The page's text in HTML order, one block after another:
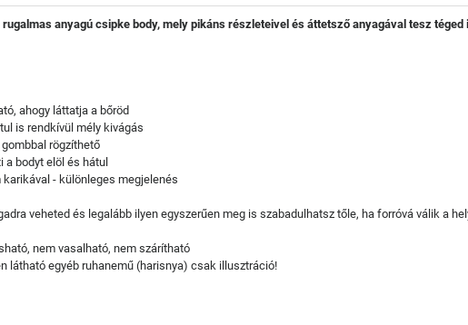
anyagú csipke body, mely pikáns részleteivel és áttetsző anyagával tesz téged
ahogy láttatja a bőröd
is rendkívül mély kivágás
rögzíthető
bodyt elöl és hátul
- különleges megjelenés
veheted és legalább ilyen egyszerűen meg is szabadulhatsz tőle, ha forróvá válik a
nem vasalható, nem szárítható
látható egyéb ruhanemű (harisnya) csak illusztráció!